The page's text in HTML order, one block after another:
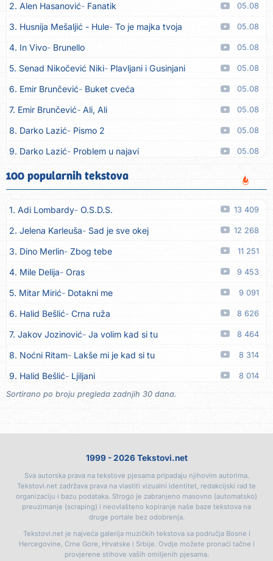
2. Alen Hasanović Fanatik 05.08
3. Husnija Mešaljić - Hule To je majka tvoja 05.08
4. In Vivo Brunello 05.08
5. Senad Nikočević Niki Plavljani i Gusinjani 05.08
6. Emir Brunčević Buket cveća 05.08
7. Emir Brunčević Ali, Ali 05.08
8. Darko Lazić Pismo 2 05.08
9. Darko Lazić Problem u najavi 05.08
10. Aleksandra Đuranović Kao zver
11. Meliha Imširović Čujem mili 05.08
12. Tereza Kesovija Prvi cvijet 05.08
13. Kopito Ka´ list ol kaduje (Poput lista od kadulje) 05.08
14. Alen Polić Rožica črljena 05.08
15. Oliver Dragojević 05.08
16. Klapa Kaše Dubrovnik 05.08
17. Grupa Makedonija Ima edna moma 05.08
18. Ljupka Dimitrovska Javi se telefonom 05.08
19. Grupa 777 Kada zazvoni moj telefon 05.08
20. Grupa 777 Posljednja noć 05.08
21. Ljupka Dimitrovska Voliš... ne voliš
Tiha voda ruši stene
25. Boris Novković Sve je manje prijatelja 05.08
26. Tereza Kesovija Švora 05.08
Reci mi, idi
28. Lile Da me majka opet rodi 05.08
100 popularnih tekstova
1. Adi Lombardy O.S.D.S. 13 409
2. Jelena Karleuša Sad je sve okej 12 268
3. Dino Merlin Zbog tebe 11 251
4. Mile Delija Oras 9 453
5. Mitar Mirić Dotakni me 9 091
6. Halid Bešlić Crna ruža 8 626
7. Jakov Jozinović Ja volim kad si tu 8 464
8. Noćni Ritam Lakše mi je kad si tu 8 314
9. Halid Bešlić Ljiljani 8 014
10. Aleksandra Prijović Kababa
Rekla si mi
14. Karlo! Mon amour 6 404
15. Vesna Zmijanac Ovo u grudima 6 342
16. Džej Ramadanovski Ova mačka do mene
17. Amira Medunjanin Pjevat ćemo šta nam srce zna 5 889
Sortirano po broju pregleda zadnjih 30 dana.
1999 - 2026 Tekstovi.net
Sva autorska prava na tekstove pjesama pripadaju njihovim autorima.
Tekstovi.net zadržava prava na vlastiti vizualni identitet, redakcijski rad te
organizaciju i bazu podataka. Strogo je zabranjeno masovno (automatsko)
preuzimanje (scraping) i neovlašteno kopiranje naše baze tekstova na
druge portale bez odobrenja.
Tekstovi.net je najveća galerija muzičkih tekstova sa područja Bosne i
Hercegovine, Crne Gore, Hrvatske i Srbije. Ovdje možete pronaći tačne i
provjerene stihove vaših omiljenih pjesama.